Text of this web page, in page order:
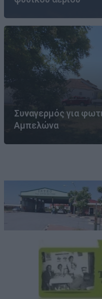
Συναγερμός για
Αμπελώνα